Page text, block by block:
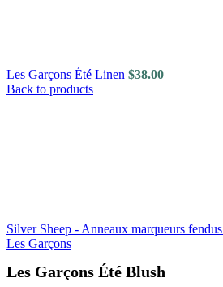
Les Garçons Été Linen $38.00
Back to products
Silver Sheep - Anneaux marqueurs fendus
Les Garçons
Les Garçons Été Blush